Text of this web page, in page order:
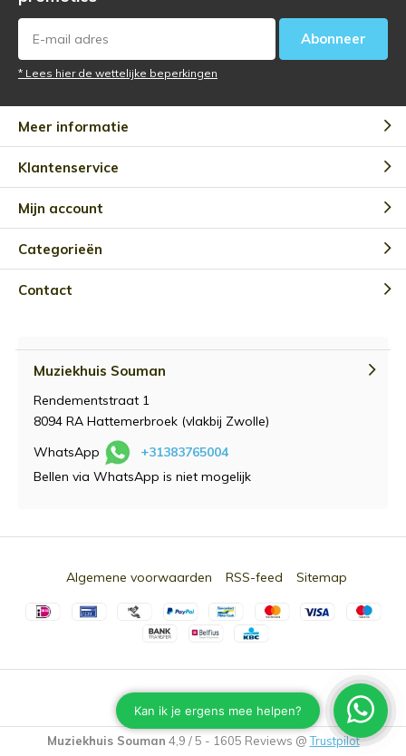
Abonneer
* Lees hier de wettelijke beperkingen
Meer informatie
Klantenservice
Mijn account
Categorieën
Contact
Muziekhuis Souman
Rendementstraat 1
8094 RA Hattemerbroek (vlakbij Zwolle)
WhatsApp
+31383765004
Bellen via WhatsApp is niet mogelijk
© 2026 -Souman.nl
Algemene voorwaarden RSS-feed Sitemap
Muziekhuis Souman 4,9 /5 - 1605 Reviews @Trustpilot